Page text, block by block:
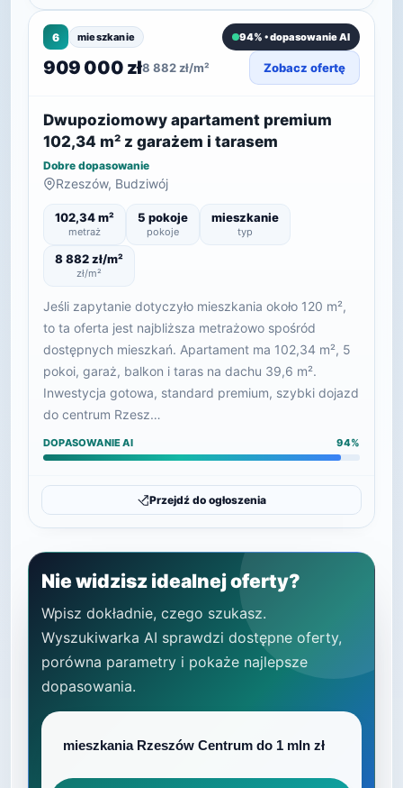
6 mieszkanie 94% • dopasowanie AI
909 000 zł8 882 zł/m² Zobacz ofertę
Dwupoziomowy apartament premium
102,34 m² z garażem i tarasem
Dobre dopasowanie
Rzeszów, Budziwój
102,34 m²
metraż
5 pokoje
pokoje
mieszkanie
typ
8 882 zł/m²
zł/m²
Jeśli zapytanie dotyczyło mieszkania około 120 m²,
to ta oferta jest najbliższa metrażowo spośród
dostępnych mieszkań. Apartament ma 102,34 m², 5
pokoi, garaż, balkon i taras na dachu 39,6 m².
Inwestycja gotowa, standard premium, szybki dojazd
do centrum Rzesz…
DOPASOWANIE AI 94%
Przejdź do ogłoszenia
Nie widzisz idealnej oferty?
Wpisz dokładnie, czego szukasz.
Wyszukiwarka AI sprawdzi dostępne oferty,
porówna parametry i pokaże najlepsze
dopasowania.